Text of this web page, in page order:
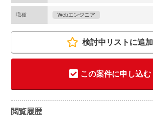
職種 Webエンジニア
検討中リストに追加
この案件に申し込む
閲覧履歴